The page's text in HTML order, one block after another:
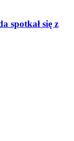
spotkał się z